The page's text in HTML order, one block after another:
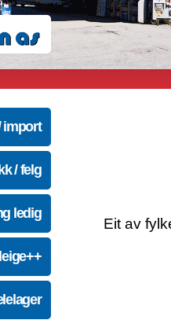
import
/ felg
ledig
Eit av